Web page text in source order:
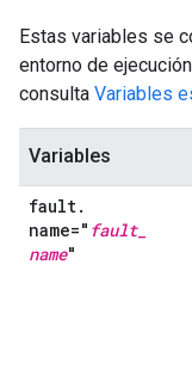
Estas variables se
entorno de
consulta Variables
Variables
fault.
name=" fault_
name"